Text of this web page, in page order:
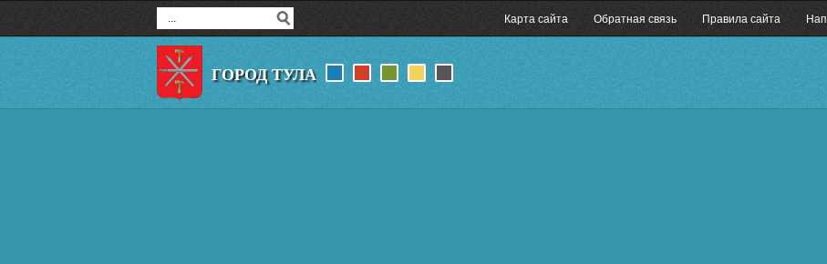
Карта сайта Обратная связь Правила сайта
ГОРОД ТУЛА